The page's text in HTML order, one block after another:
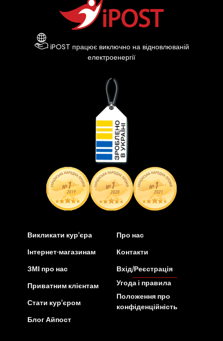
iPOST працює виключно на відновлюваній
електроенергії
Викликати кур’єра
Інтернет-магазинам
ЗМІ про нас
Приватним клієнтам
Стати кур’єром
Блог Айпост
Про нас
Контакти
Вхід/Реєстрація
Угода і правила
Положення про
конфіденційність